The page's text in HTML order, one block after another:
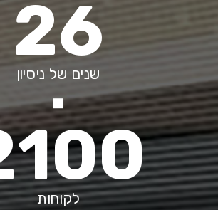
26
שנים של ניסיון
לקוחות